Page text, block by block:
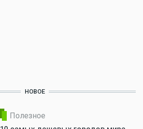
НОВОЕ
Полезное